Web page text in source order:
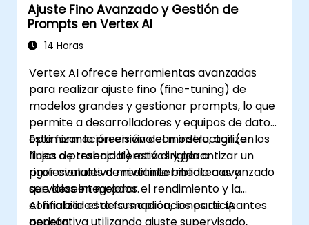
Ajuste Fino Avanzado y Gestión de
Prompts en Vertex AI
14 Horas
Vertex AI ofrece herramientas avanzadas
para realizar ajuste fino (fine-tuning) de
modelos grandes y gestionar prompts, lo que
permite a desarrolladores y equipos de datos
optimizar la precisión del modelo, agilizar los
flujos de trabajo iterativos y garantizar un
rigor evaluativo mediante bibliotecas y
servicios integrados.
Esta formación en vivo con instructor (en
línea o presencial) está dirigida a
profesionales de nivel intermedio a avanzado
que deseen mejorar el rendimiento y la
confiabilidad de sus aplicaciones de IA
generativa utilizando ajuste supervisado,
Al finalizar esta formación, los participantes
podrán: